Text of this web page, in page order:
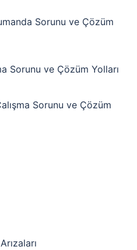
Sorunu ve Çözüm
Sorunu ve Çözüm Yolları
Sorunu ve Çözüm